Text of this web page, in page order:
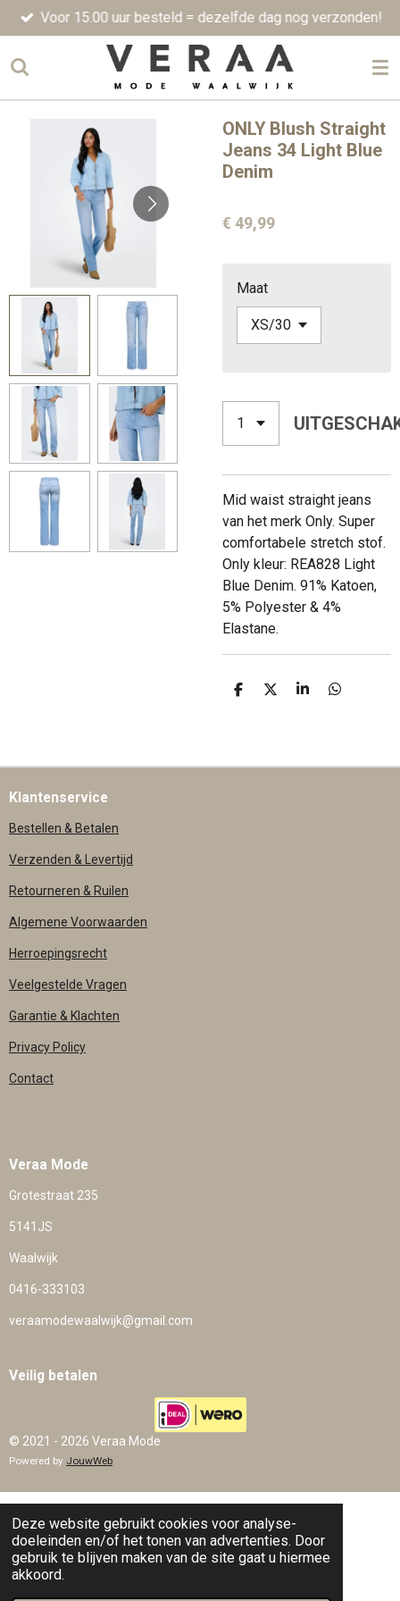
Deze website gebruikt cookies voor analyse-
doeleinden en/of het tonen van advertenties. Door
gebruik te blijven maken van de site gaat u hiermee
akkoord.
Ga
direct
naar
hoofdinhoud
Voor 15.00 uur besteld = dezelfde dag nog verzonden!
ONLY Blush Straight
Jeans 34 Light Blue
Denim
€ 49,99
Maat
Mid waist straight jeans
van het merk Only. Super
comfortabele stretch stof.
Only kleur: REA828 Light
Blue Denim. 91% Katoen,
5% Polyester & 4%
Elastane.
D
D
S
D
Klantenservice
Bestellen & Betalen
Verzenden & Levertijd
Retourneren & Ruilen
Algemene Voorwaarden
Herroepingsrecht
Veelgestelde Vragen
Garantie & Klachten
Privacy Policy
Contact
Veraa Mode
Grotestraat 235
5141JS
Waalwijk
0416-333103
veraamodewaalwijk@gmail.com
Veilig betalen
© 2021 - 2026 Veraa Mode
Powered by JouwWeb